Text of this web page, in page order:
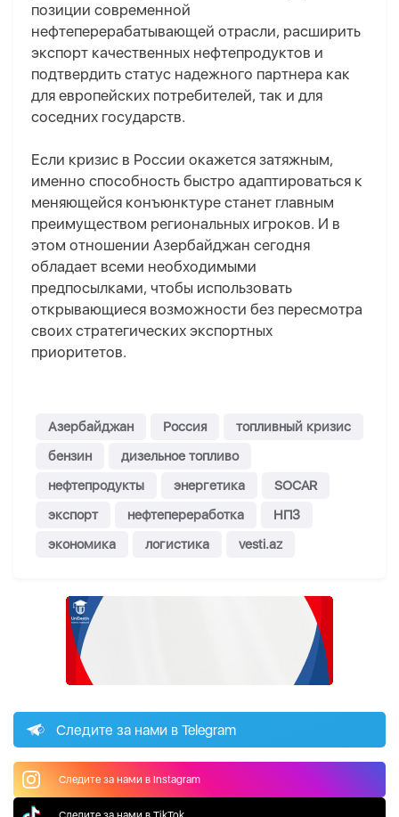
позиции современной
нефтеперерабатывающей отрасли, расширить
экспорт качественных нефтепродуктов и
подтвердить статус надежного партнера как
для европейских потребителей, так и для
соседних государств.
Если кризис в России окажется затяжным,
именно способность быстро адаптироваться к
меняющейся конъюнктуре станет главным
преимуществом региональных игроков. И в
этом отношении Азербайджан сегодня
обладает всеми необходимыми
предпосылками, чтобы использовать
открывающиеся возможности без пересмотра
своих стратегических экспортных
приоритетов.
Азербайджан Россия
топливный кризис
бензин
дизельное топливо
нефтепродукты
энергетика
SOCAR
экспорт
нефтепереработка
НПЗ
экономика
логистика vesti.az
Следите за нами в Telegram
Следите за нами в Instagram